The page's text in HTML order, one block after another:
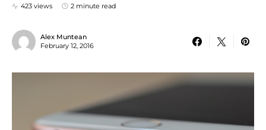
423 views 2 minute read
Alex Muntean
February 12, 2016